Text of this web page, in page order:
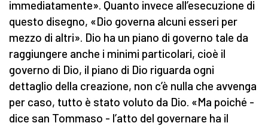
immediatamente». Quanto invece all’esecuzione di
questo disegno, «Dio governa alcuni esseri per
mezzo di altri». Dio ha un piano di governo tale da
raggiungere anche i minimi particolari, cioè il
governo di Dio, il piano di Dio riguarda ogni
dettaglio della creazione, non c’è nulla che avvenga
per caso, tutto è stato voluto da Dio. «Ma poiché -
dice san Tommaso - l’atto del governare ha il